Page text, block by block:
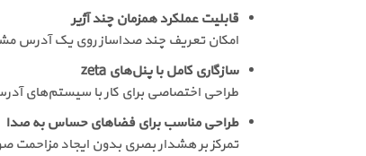
قابلیت عملکرد همزمان چند آژیر
امکان تعریف چند صدا‌ساز روی یک آدرس
سازگاری کامل با پنل‌های zeta
طراحی اختصاصی برای کار با سیستم‌های
طراحی مناسب برای فضاهای حساس به صدا
تمرکز بر هشدار بصری بدون ایجاد مزاحمت